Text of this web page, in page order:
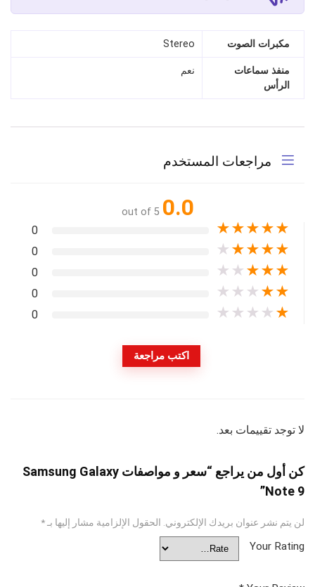
مكبرات الصوت Stereo
منفذ سماعات
الرأس
نعم
مراجعات المستخدم
0.0
out of 5
★
★
★
★
★
0
★
★
★
★
★
0
★
★
★
★
★
0
★
★
★
★
★
0
★
★
★
★
★
0
اكتب مراجعة
لا توجد تقييمات بعد.
كن أول من يراجع “سعر و مواصفات Samsung Galaxy
Note 9”
لن يتم نشر عنوان بريدك الإلكتروني. الحقول الإلزامية مشار إليها بـ*
Your Rating